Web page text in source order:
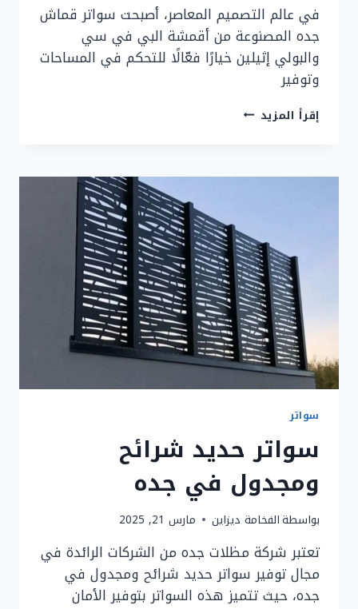
في عالم التصميم المعاصر، أصبحت سواتر قماش
جده المصنوعة من أقمشة البي في سي
والبولي إثيلين خيارًا فعّالًا للتحكم في المساحات
وتوفير
إقرأ المزيد سواتر
وبي
في
جده
بأفضل
الأسعار
سواتر
سواتر حديد شرائح
ومجدول في جده
بواسطةالفخامة ديزاين مارس 21, 2025
تعتبر شركة مظلات جده من الشركات الرائدة في
مجال توفير سواتر حديد شرائح ومجدول في
جده، حيث تتميز هذه السواتر بتوفير الأمان